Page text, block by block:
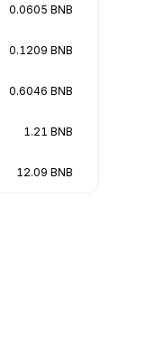
0.0605 BNB
0.1209 BNB
0.6046 BNB
1.21 BNB
12.09 BNB